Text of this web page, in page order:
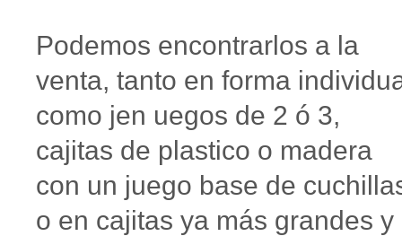
Podemos encontrarlos a la
venta, tanto en forma
como jen uegos de 2 ó 3,
cajitas de plastico o madera
con un juego base de
o en cajitas ya más grandes y